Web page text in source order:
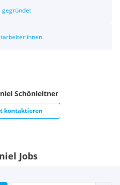
gegründet
Schönleitner
kontaktieren
Jobs